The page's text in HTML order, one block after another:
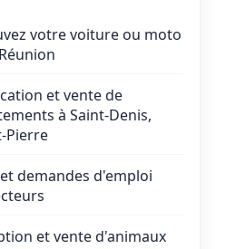
votre voiture ou moto
et vente de
à Saint-Denis,
Pierre
demandes d'emploi
et vente d'animaux